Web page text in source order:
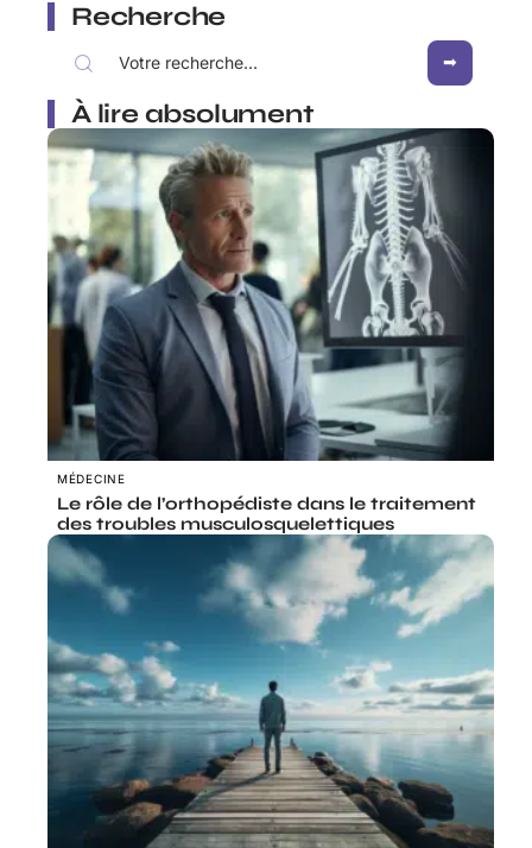
Recherche
À lire absolument
MÉDECINE
Le rôle de l’orthopédiste dans le traitement
des troubles musculosquelettiques